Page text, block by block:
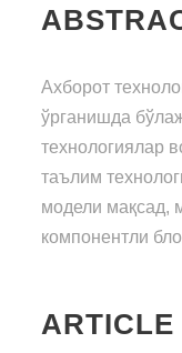
Ахборот
ўрганишда
технологиялар
таълим
модели мақсад,
компонентли
ARTICLE